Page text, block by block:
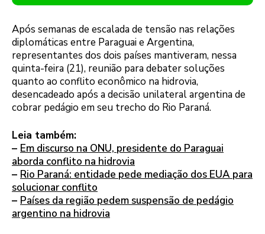
Após semanas de escalada de tensão nas relações
diplomáticas entre Paraguai e Argentina,
representantes dos dois países mantiveram, nessa
quinta-feira (21), reunião para debater soluções
quanto ao conflito econômico na hidrovia,
desencadeado após a decisão unilateral argentina de
cobrar pedágio em seu trecho do Rio Paraná.
Leia também:
– Em discurso na ONU, presidente do Paraguai
aborda conflito na hidrovia
– Rio Paraná: entidade pede mediação dos EUA para
solucionar conflito
– Países da região pedem suspensão de pedágio
argentino na hidrovia